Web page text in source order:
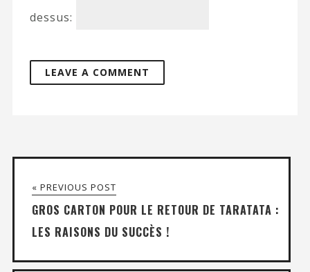
dessus:
« PREVIOUS POST
GROS CARTON POUR LE RETOUR DE TARATATA :
LES RAISONS DU SUCCÈS !